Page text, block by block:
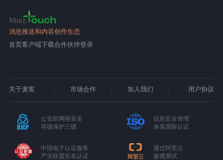
消息推送和内容创作生态
首页客户端下载合作伙伴登录
关于麦客 市场合作 加入我们 用户协议
公安部网络安全
等级保护三级
信息安全管理
体系国际认证
中国电子认证服务
产业联盟实名认证
通过阿里云
渗透测试